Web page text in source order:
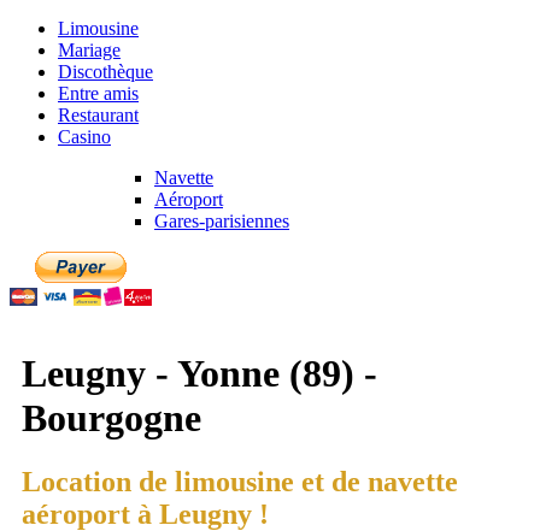
Limousine
Mariage
Discothèque
Entre amis
Restaurant
Casino
Navette
Aéroport
Gares-parisiennes
Leugny - Yonne (89) -
Bourgogne
Location de limousine et de navette
aéroport à Leugny !